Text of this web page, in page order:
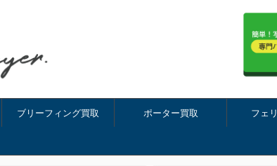
ブリーフィング買取 ポーター買取 フェ